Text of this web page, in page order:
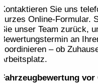
Kontaktieren Sie uns
kurzes Online-Formular.
Sie unser Team zurück,
Bewertungstermin an
koordinieren – ob
Arbeitsplatz.
Fahrzeugbewertung vor